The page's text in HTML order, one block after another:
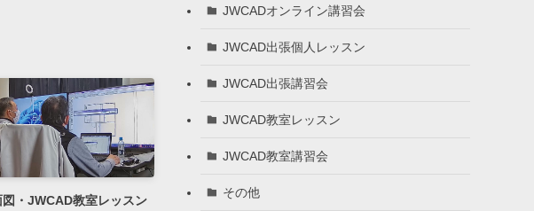
図・JWCAD教室レッスン
JWCADオンライン講習会
JWCAD出張個人レッスン
JWCAD出張講習会
JWCAD教室レッスン
JWCAD教室講習会
その他